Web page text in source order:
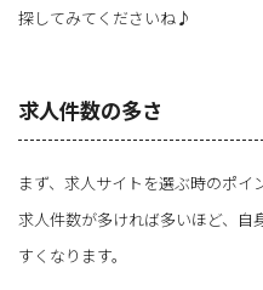
探してみてくださいね♪
求人件数の多さ
まず、求人サイトを選ぶ時のポイ
求人件数が多ければ多いほど、自
すくなります。